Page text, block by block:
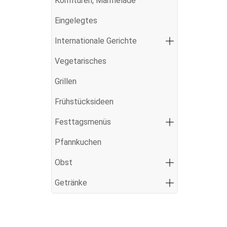
Eingelegtes
Internationale Gerichte
Vegetarisches
Grillen
Frühstücksideen
Festtagsmenüs
Pfannkuchen
Obst
Getränke